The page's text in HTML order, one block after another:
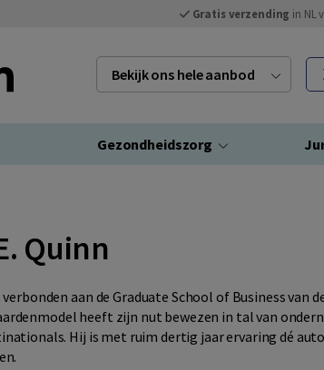
Gratis verzending in NL
Bekijk ons hele aanbod
Gezondheidszorg
Quinn
aan de Graduate School of Business van
heeft zijn nut bewezen in tal van
Hij is met ruim dertig jaar ervaring dé